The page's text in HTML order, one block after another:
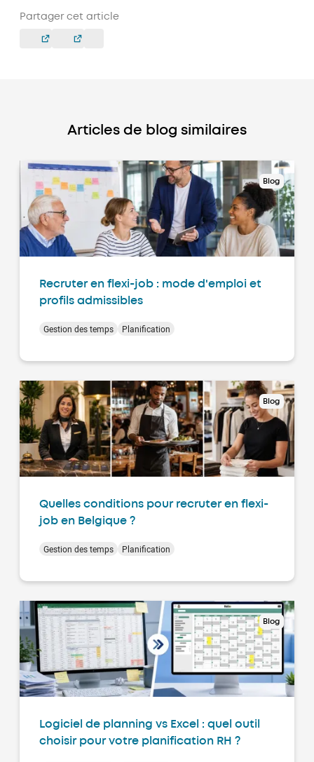
Partager cet article
Articles de blog similaires
Blog
Recruter en flexi-job : mode d'emploi et
profils admissibles
Gestion des temps Planification
Blog
Quelles conditions pour recruter en flexi-
job en Belgique ?
Gestion des temps Planification
Blog
Logiciel de planning vs Excel : quel outil
choisir pour votre planification RH ?